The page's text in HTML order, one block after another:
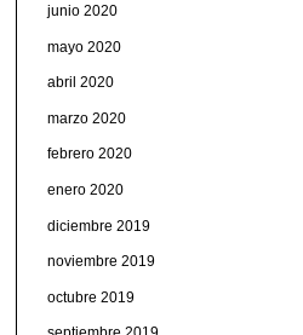
junio 2020
mayo 2020
abril 2020
marzo 2020
febrero 2020
enero 2020
diciembre 2019
noviembre 2019
octubre 2019